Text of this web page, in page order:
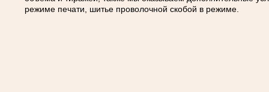
режиме печати, шитье проволочной скобой в режиме.